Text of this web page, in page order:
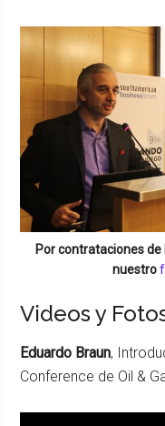
Por contrataciones de
nuestro
Videos y
Eduardo Braun,
Conference de Oil &